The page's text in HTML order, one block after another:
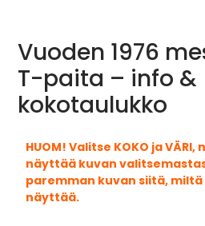
Vuoden 1976
T-paita – info &
kokotaulukko
HUOM! Valitse KOKO ja
näyttää kuvan
paremman kuvan siitä,
näyttää.